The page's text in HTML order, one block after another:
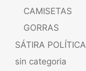
CAMISETAS
GORRAS
SÁTIRA POLÍTICA
sin categoria